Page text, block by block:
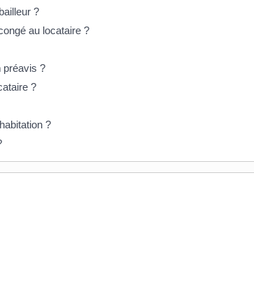
?
au locataire ?
préavis ?
?
?